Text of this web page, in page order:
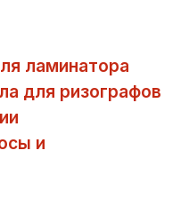
ламинатора
для ризографов
и